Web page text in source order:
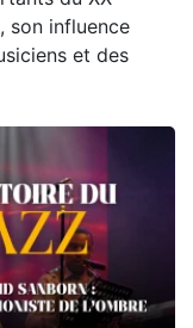
son influence
et des